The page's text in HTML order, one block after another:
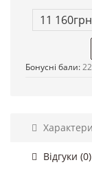
11 160грн
Бонусні бали:
Відгуки (0)